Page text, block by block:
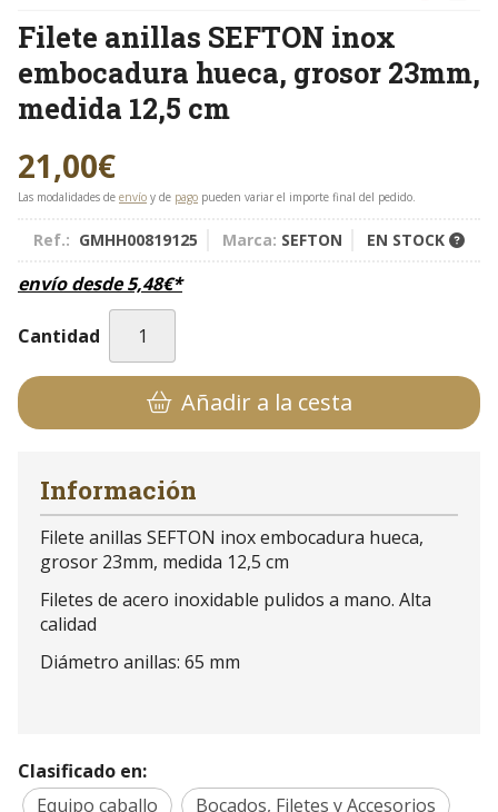
Filete anillas SEFTON inox
embocadura hueca, grosor 23mm,
medida 12,5 cm
21,00€
Las modalidades de envío y de pago pueden variar el importe final del pedido.
Ref.: GMHH00819125 Marca: SEFTON EN STOCK
envío desde5,48€*
Cantidad
Añadir a la cesta
Información
Filete anillas SEFTON inox embocadura hueca,
grosor 23mm, medida 12,5 cm
Filetes de acero inoxidable pulidos a mano. Alta
calidad
Diámetro anillas: 65 mm
Clasificado en:
Equipo caballo
Bocados, Filetes y Accesorios